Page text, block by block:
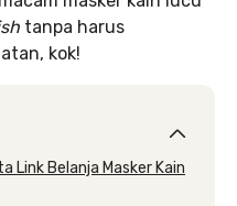
tanpa harus
kok!
Link Belanja Masker Kain